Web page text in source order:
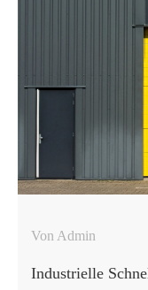
Vorarbeit, als
nachgerüsteten
„Welches Tor passt
Gebäude,
Wartungsfläche
Schnelllauftore in
verbessern…
Von Admin
Industrielle